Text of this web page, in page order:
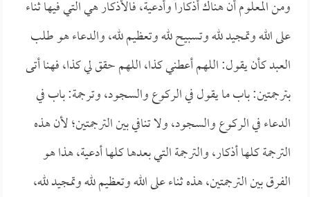
ومن المعلوم أن هناك أذكاراً وأدعية، فالأذكار هي التي فيها ثناء
على الله وتمجيد لله وتسبيح لله وتعظيم لله، والدعاء هو طلب
العبد كأن يقول: اللهم أعطني كذا، اللهم حقق لي كذا، فهنا أتى
بترجمتين: باب ما يقول في الركوع والسجود، وترجمة: باب في
الدعاء في الركوع والسجود، ولا تنافي بين الترجمتين؛ لأن هذه
الترجمة كلها أذكار، والترجمة التي بعدها كلها أدعية، هذا هو
الفرق بين الترجمتين، هذه ثناء على الله وتعظيم لله وتمجيد لله،